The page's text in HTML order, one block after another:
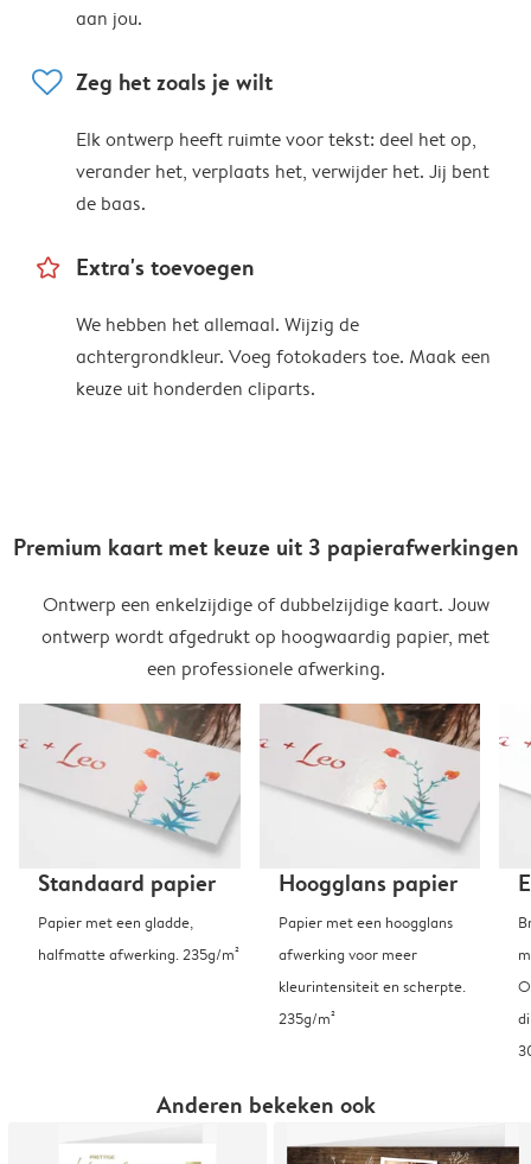
aan jou.
heart Zeg het zoals je wilt
Elk ontwerp heeft ruimte voor tekst: deel het op,
verander het, verplaats het, verwijder het. Jij bent
de baas.
star_outline Extra's toevoegen
We hebben het allemaal. Wijzig de
achtergrondkleur. Voeg fotokaders toe. Maak een
keuze uit honderden cliparts.
Premium kaart met keuze uit 3 papierafwerkingen
Ontwerp een enkelzijdige of dubbelzijdige kaart. Jouw
ontwerp wordt afgedrukt op hoogwaardig papier, met
een professionele afwerking.
Standaard papier
Papier met een gladde,
halfmatte afwerking. 235g/m²
Hoogglans papier
Papier met een hoogglans
afwerking voor meer
kleurintensiteit en scherpte.
235g/m²
Anderen bekeken ook